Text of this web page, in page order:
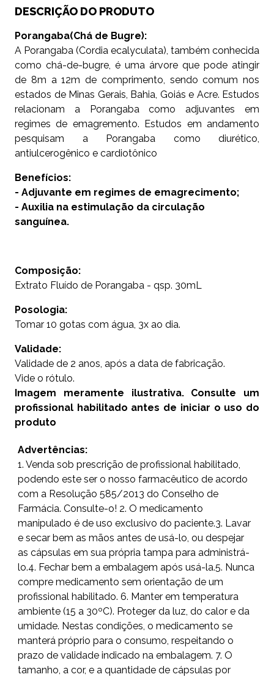
DESCRIÇÃO DO PRODUTO
Porangaba(Chá de Bugre):
A Porangaba (Cordia ecalyculata), também conhecida
como chá-de-bugre, é uma árvore que pode atingir
de 8m a 12m de comprimento, sendo comum nos
estados de Minas Gerais, Bahia, Goiás e Acre. Estudos
relacionam a Porangaba como adjuvantes em
regimes de emagremento. Estudos em andamento
pesquisam a Porangaba como diurético,
antiulcerogênico e cardiotônico
Benefícios:
- Adjuvante em regimes de emagrecimento;
- Auxilia na estimulação da circulação
sanguínea.
Composição:
Extrato Fluído de Porangaba - qsp. 30mL
Posologia:
Tomar 10 gotas com água, 3x ao dia.
Validade:
Validade de 2 anos, após a data de fabricação.
Vide o rótulo.
Imagem meramente ilustrativa. Consulte um
profissional habilitado antes de iniciar o uso do
produto
Advertências:
1. Venda sob prescrição de profissional habilitado,
podendo este ser o nosso farmacêutico de acordo
com a Resolução 585/2013 do Conselho de
Farmácia. Consulte-o! 2. O medicamento
manipulado é de uso exclusivo do paciente.3. Lavar
e secar bem as mãos antes de usá-lo, ou despejar
as cápsulas em sua própria tampa para administrá-
lo.4. Fechar bem a embalagem após usá-la.5. Nunca
compre medicamento sem orientação de um
profissional habilitado. 6. Manter em temperatura
ambiente (15 a 30ºC). Proteger da luz, do calor e da
umidade. Nestas condições, o medicamento se
manterá próprio para o consumo, respeitando o
prazo de validade indicado na embalagem. 7. O
tamanho, a cor, e a quantidade de cápsulas por